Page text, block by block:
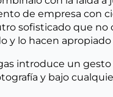
de empresa
sofisticado que no
y lo hacen
introduce un
y bajo